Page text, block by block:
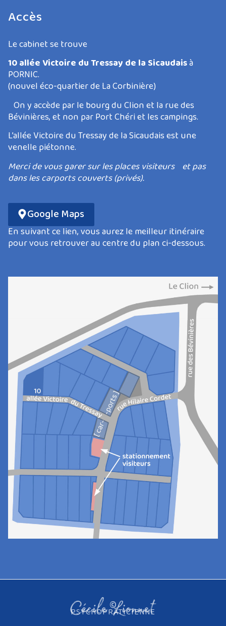
Accès
Le cabinet se trouve
10 allée Victoire du Tressay de la Sicaudaisà
PORNIC.
(nouvel éco-quartier de La Corbinière)
On y accède par le bourg du Clion et la rue des
Bévinières,et non par Port Chéri et les campings.
L’allée Victoire du Tressay de la Sicaudais est une
venelle piétonne.
Merci de vous garer sur les places visiteurs et pas
dans les carports couverts (privés).
Google Maps
En suivant ce lien, vous aurez le meilleur itinéraire
pour vous retrouver au centre du plan ci-dessous.
©
PSYCHOPRATICIENNE